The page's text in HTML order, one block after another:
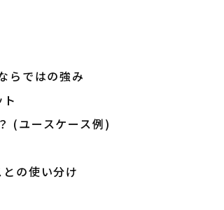
ではの強み
(ユースケース例)
の使い分け